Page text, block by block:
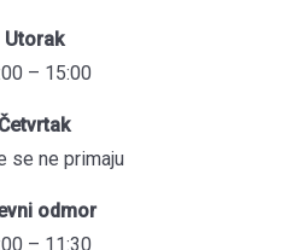
Utorak
– 15:00
se ne primaju
odmor
– 11:30